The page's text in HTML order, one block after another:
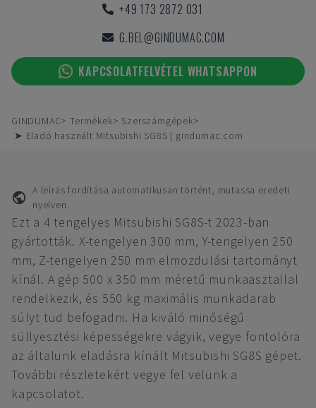
+49 173 2872 031
G.BEL@GINDUMAC.COM
KAPCSOLATFELVÉTEL WHATSAPPON
GINDUMAC Termékek
Szerszámgépek
➤ Eladó használt Mitsubishi SG8S | gindumac.com
A leírás fordítása automatikusan történt, mutassa eredeti
nyelven.
Ezt a 4 tengelyes Mitsubishi SG8S-t 2023-ban
gyártották. X-tengelyen 300 mm, Y-tengelyen 250
mm, Z-tengelyen 250 mm elmozdulási tartományt
kínál. A gép 500 x 350 mm méretű munkaasztallal
rendelkezik, és 550 kg maximális munkadarab
súlyt tud befogadni. Ha kiváló minőségű
süllyesztési képességekre vágyik, vegye fontolóra
az általunk eladásra kínált Mitsubishi SG8S gépet.
További részletekért vegye fel velünk a
kapcsolatot.